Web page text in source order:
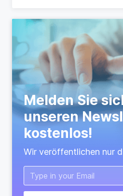
Melden Sie
unseren
kostenlos!
Wir veröffentlichen nur